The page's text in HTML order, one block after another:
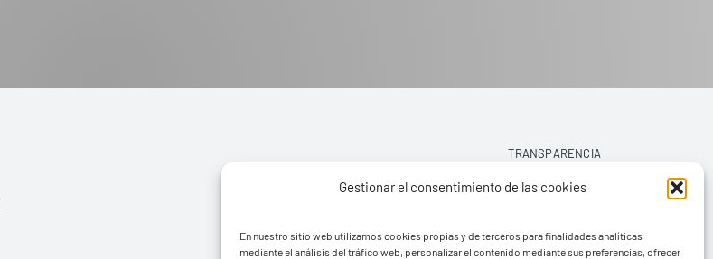
Gestionar el consentimiento de las cookies
En nuestro sitio web utilizamos cookies propias y de terceros para finalidades analíticas
mediante el análisis del tráfico web, personalizar el contenido mediante sus preferencias, ofrecer
TRANSPARENCIA
AVISO LEGAL
POLÍTICA DE PRIVACIDAD